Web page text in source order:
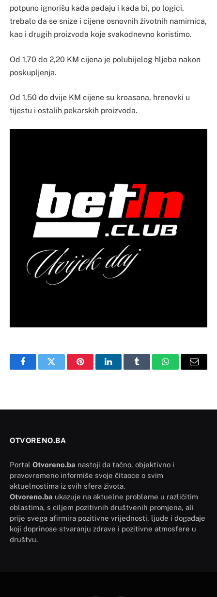
potpuno ignorišu kada padaju i kada bi, po logici,
trebalo da se snize i cijene osnovnih životnih namirnica,
kao i drugih proizvoda koje svakodnevno koristimo.
Od 1,70 do 2,20 KM cijena je polubijelog hljeba nakon
poskupljenja.
Od 1,50 do dvije KM cijene su kroasana, hrenovki u
tijestu i ostalih pekarskih proizvoda.
FacebookTwitter PinterestLinkedInTumblr WhatsAppEmail
OTVORENO.BA
Portal Otvoreno.ba nastoji da tačno, objektivno i
pravovremeno informiše svoje čitaoce o svim
aktuelnostima iz svih sfera života.
Otvoreno.ba ukazuje na aktuelne probleme u različitim
oblastima, s ciljem pozitivnih društvenih promjena, ali
prije svega afirmira pozitivne vrijednosti, ljude i događaje
koji doprinose stvaranju zdrave i pozitivne atmosfere u
društvu.